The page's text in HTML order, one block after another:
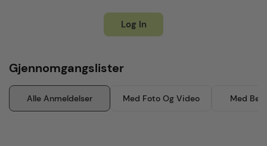
Log In
Gjennomgangslister
Alle Anmeldelser Med Foto Og Video Med